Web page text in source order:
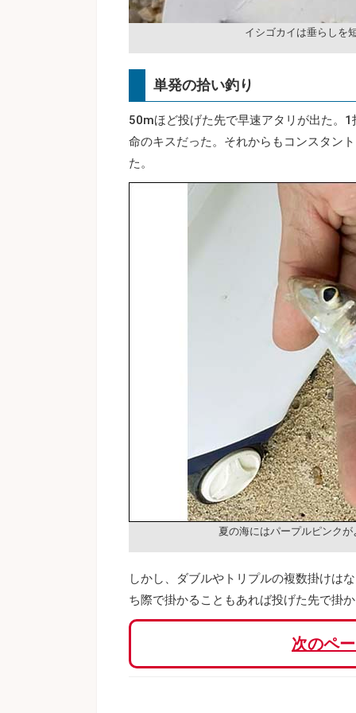
イシゴカイは垂らしを
単発の拾い釣り
50mほど投げた先で早速アタリが出た。
命のキスだった。それからもコンスタン
た。
夏の海にはパープルピンクが
しかし、ダブルやトリプルの複数掛けは
ち際で掛かることもあれば投げた先で掛
次のペ